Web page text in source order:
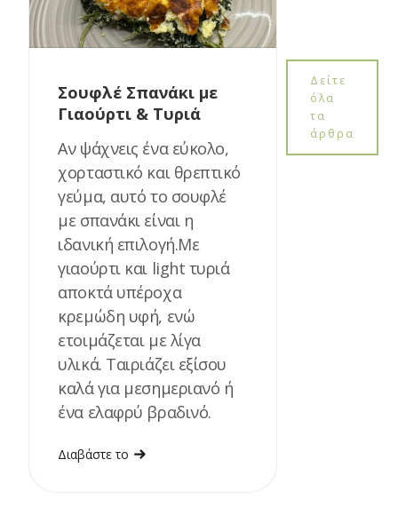
Σουφλέ Σπανάκι με
Γιαούρτι & Τυριά
Αν ψάχνεις ένα εύκολο,
χορταστικό και θρεπτικό
γεύμα, αυτό το σουφλέ
με σπανάκι είναι η
ιδανική επιλογή.Με
γιαούρτι και light τυριά
αποκτά υπέροχα
κρεμώδη υφή, ενώ
ετοιμάζεται με λίγα
υλικά. Ταιριάζει εξίσου
καλά για μεσημεριανό ή
ένα ελαφρύ βραδινό.
Διαβάστε το
Δείτε
όλα
τα
άρθρα